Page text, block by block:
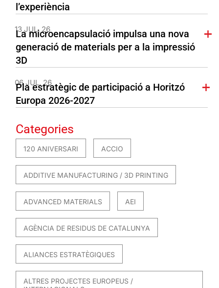
l’experiència
13 JUL. 26
La microencapsulació impulsa una nova
generació de materials per a la impressió
3D
06 JUL. 26
Pla estratègic de participació a Horitzó
Europa 2026-2027
Categories
120 ANIVERSARI ACCIO
ADDITIVE MANUFACTURING / 3D PRINTING
ADVANCED MATERIALS AEI
AGÈNCIA DE RESIDUS DE CATALUNYA
ALIANCES ESTRATÈGIQUES
ALTRES PROJECTES EUROPEUS /